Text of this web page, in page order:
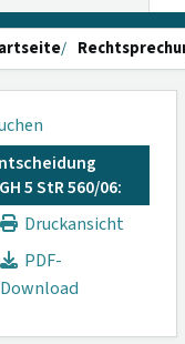
5 StR 560/06:
Druckansicht
PDF-
Download